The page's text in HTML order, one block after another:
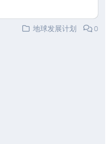
地球发展计划
0